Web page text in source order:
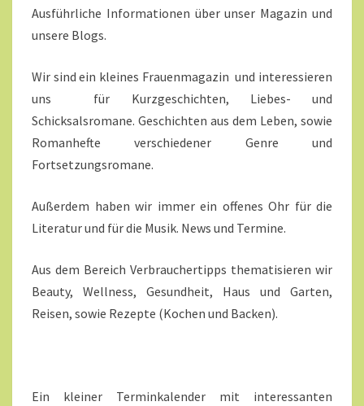
Ausführliche Informationen über unser Magazin und
unsere Blogs.
Wir sind ein kleines Frauenmagazin und interessieren
uns für Kurzgeschichten, Liebes- und
Schicksalsromane. Geschichten aus dem Leben, sowie
Romanhefte verschiedener Genre und
Fortsetzungsromane.
Außerdem haben wir immer ein offenes Ohr für die
Literatur und für die Musik. News und Termine.
Aus dem Bereich Verbrauchertipps thematisieren wir
Beauty, Wellness, Gesundheit, Haus und Garten,
Reisen, sowie Rezepte (Kochen und Backen).
Ein kleiner Terminkalender mit interessanten